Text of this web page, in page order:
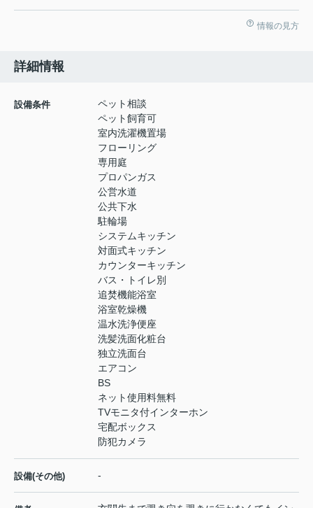
情報の見方
詳細情報
設備条件
ペット相談
ペット飼育可
室内洗濯機置場
フローリング
専用庭
プロパンガス
公営水道
公共下水
駐輪場
システムキッチン
対面式キッチン
カウンターキッチン
バス・トイレ別
追焚機能浴室
浴室乾燥機
温水洗浄便座
洗髪洗面化粧台
独立洗面台
エアコン
BS
ネット使用料無料
TVモニタ付インターホン
宅配ボックス
防犯カメラ
設備(その他) -